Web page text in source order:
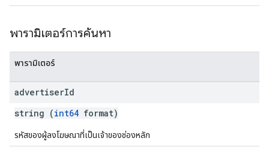
พารามิเตอร์การค้นหา
พารามิเตอร์
advertiserId
string (int64 format)
รหัสของผู้ลงโฆษณาที่เป็นเจ้าของช่องหลัก